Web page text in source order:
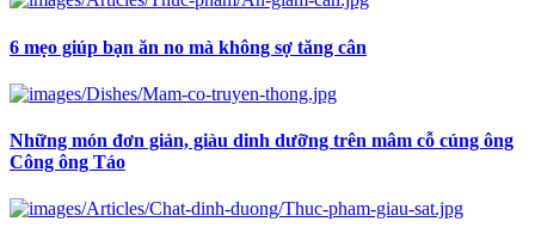
6 mẹo giúp bạn ăn no mà không sợ tăng cân
Những món đơn giản, giàu dinh dưỡng trên mâm cỗ cúng ông
Công ông Táo